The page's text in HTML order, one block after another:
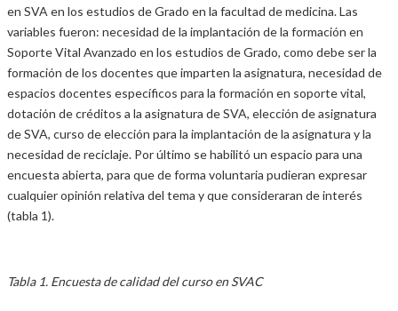
en SVA en los estudios de Grado en la facultad de medicina. Las
variables fueron: necesidad de la implantación de la formación en
Soporte Vital Avanzado en los estudios de Grado, como debe ser la
formación de los docentes que imparten la asignatura, necesidad de
espacios docentes específicos para la formación en soporte vital,
dotación de créditos a la asignatura de SVA, elección de asignatura
de SVA, curso de elección para la implantación de la asignatura y la
necesidad de reciclaje. Por último se habilitó un espacio para una
encuesta abierta, para que de forma voluntaria pudieran expresar
cualquier opinión relativa del tema y que consideraran de interés
(tabla 1).
Tabla 1. Encuesta de calidad del curso en SVAC